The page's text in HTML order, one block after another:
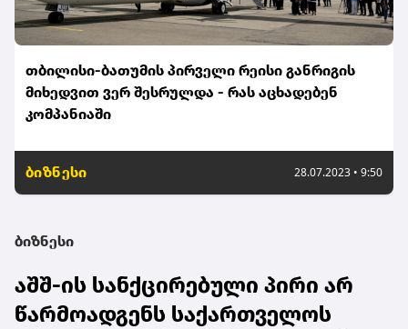
თბილისი-ბათუმის პირველი რეისი განრიგის
მიხედვით ვერ შესრულდა - რას აცხადებენ
კომპანიაში
ბიზნესი 28.07.2023 • 9:50
ბიზნესი
აშშ-ის სანქცირებული პირი არ
წარმოადგენს საქართველოს